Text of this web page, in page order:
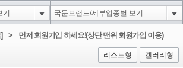
아이콘
3
아이콘
> 먼저 회원가입 하세요!(상단 맨위 회원가입 이용)
리스트형 갤러리형